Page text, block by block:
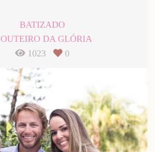
BATIZADO
OUTEIRO DA GLÓRIA
1023
0